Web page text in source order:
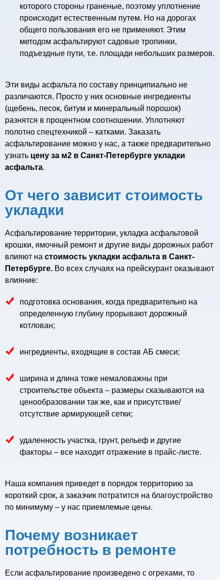
которого стороны граненые, поэтому уплотнение
происходит естественным путем. Но на дорогах
общего пользования его не применяют. Этим
методом асфальтируют садовые тропинки,
подъездные пути, т.е. площади небольших размеров.
Эти виды асфальта по составу принципиально не
различаются. Просто у них основные ингредиенты
(щебень, песок, битум и минеральный порошок)
разнятся в процентном соотношении. Уплотняют
полотно спецтехникой – катками. Заказать
асфальтирование можно у нас, а также предварительно
узнать цену за м2 в Санкт-Петербурге укладки
асфальта.
От чего зависит стоимость
укладки
Асфальтирование территории, укладка асфальтовой
крошки, ямочный ремонт и другие виды дорожных работ
влияют на стоимость укладки асфальта в Санкт-
Петербурге. Во всех случаях на прейскурант оказывают
влияние:
подготовка основания, когда предварительно на
определенную глубину прорывают дорожный
котлован;
ингредиенты, входящие в состав АБ смеси;
ширина и длина тоже немаловажны при
строительстве объекта – размеры сказываются на
ценообразовании так же, как и присутствие/
отсутствие армирующей сетки;
удаленность участка, грунт, рельеф и другие
факторы – все находит отражение в прайс-листе.
Наша компания приведет в порядок территорию за
короткий срок, а заказчик потратится на благоустройство
по минимуму – у нас приемлемые цены.
Почему возникает
потребность в ремонте
Если асфальтирование произведено с огрехами, то